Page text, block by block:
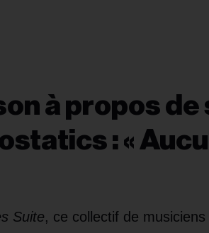
à propos
: «
Suite, ce collectif de